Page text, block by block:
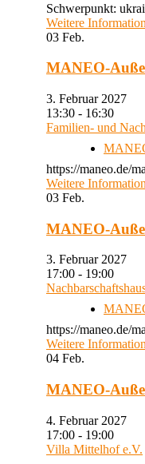
Schwerpunkt:
Weitere
03 Feb.
MANEO-
3. Februar 2027
13:30 - 16:30
Familien- und
https://maneo.de/
Weitere
03 Feb.
MANEO-
3. Februar 2027
17:00 - 19:00
https://maneo.de/
Weitere
04 Feb.
MANEO-
4. Februar 2027
17:00 - 19:00
Villa Mittelhof e.V.